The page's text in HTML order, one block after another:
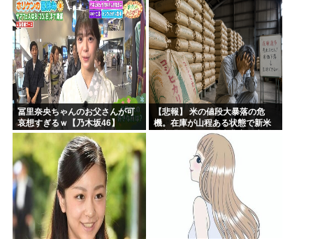
冨里奈央ちゃんのお父さんが可
哀想すぎるｗ【乃木坂46】
【悲報】 米の値段大暴落の危
機。在庫が山程ある状態で新米
の収穫始まる。「米農家が生活